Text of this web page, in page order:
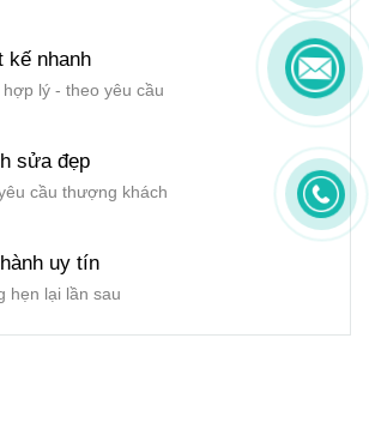
kế nhanh
lý - theo yêu cầu
sửa đẹp
cầu thượng khách
uy tín
hẹn lại lần sau